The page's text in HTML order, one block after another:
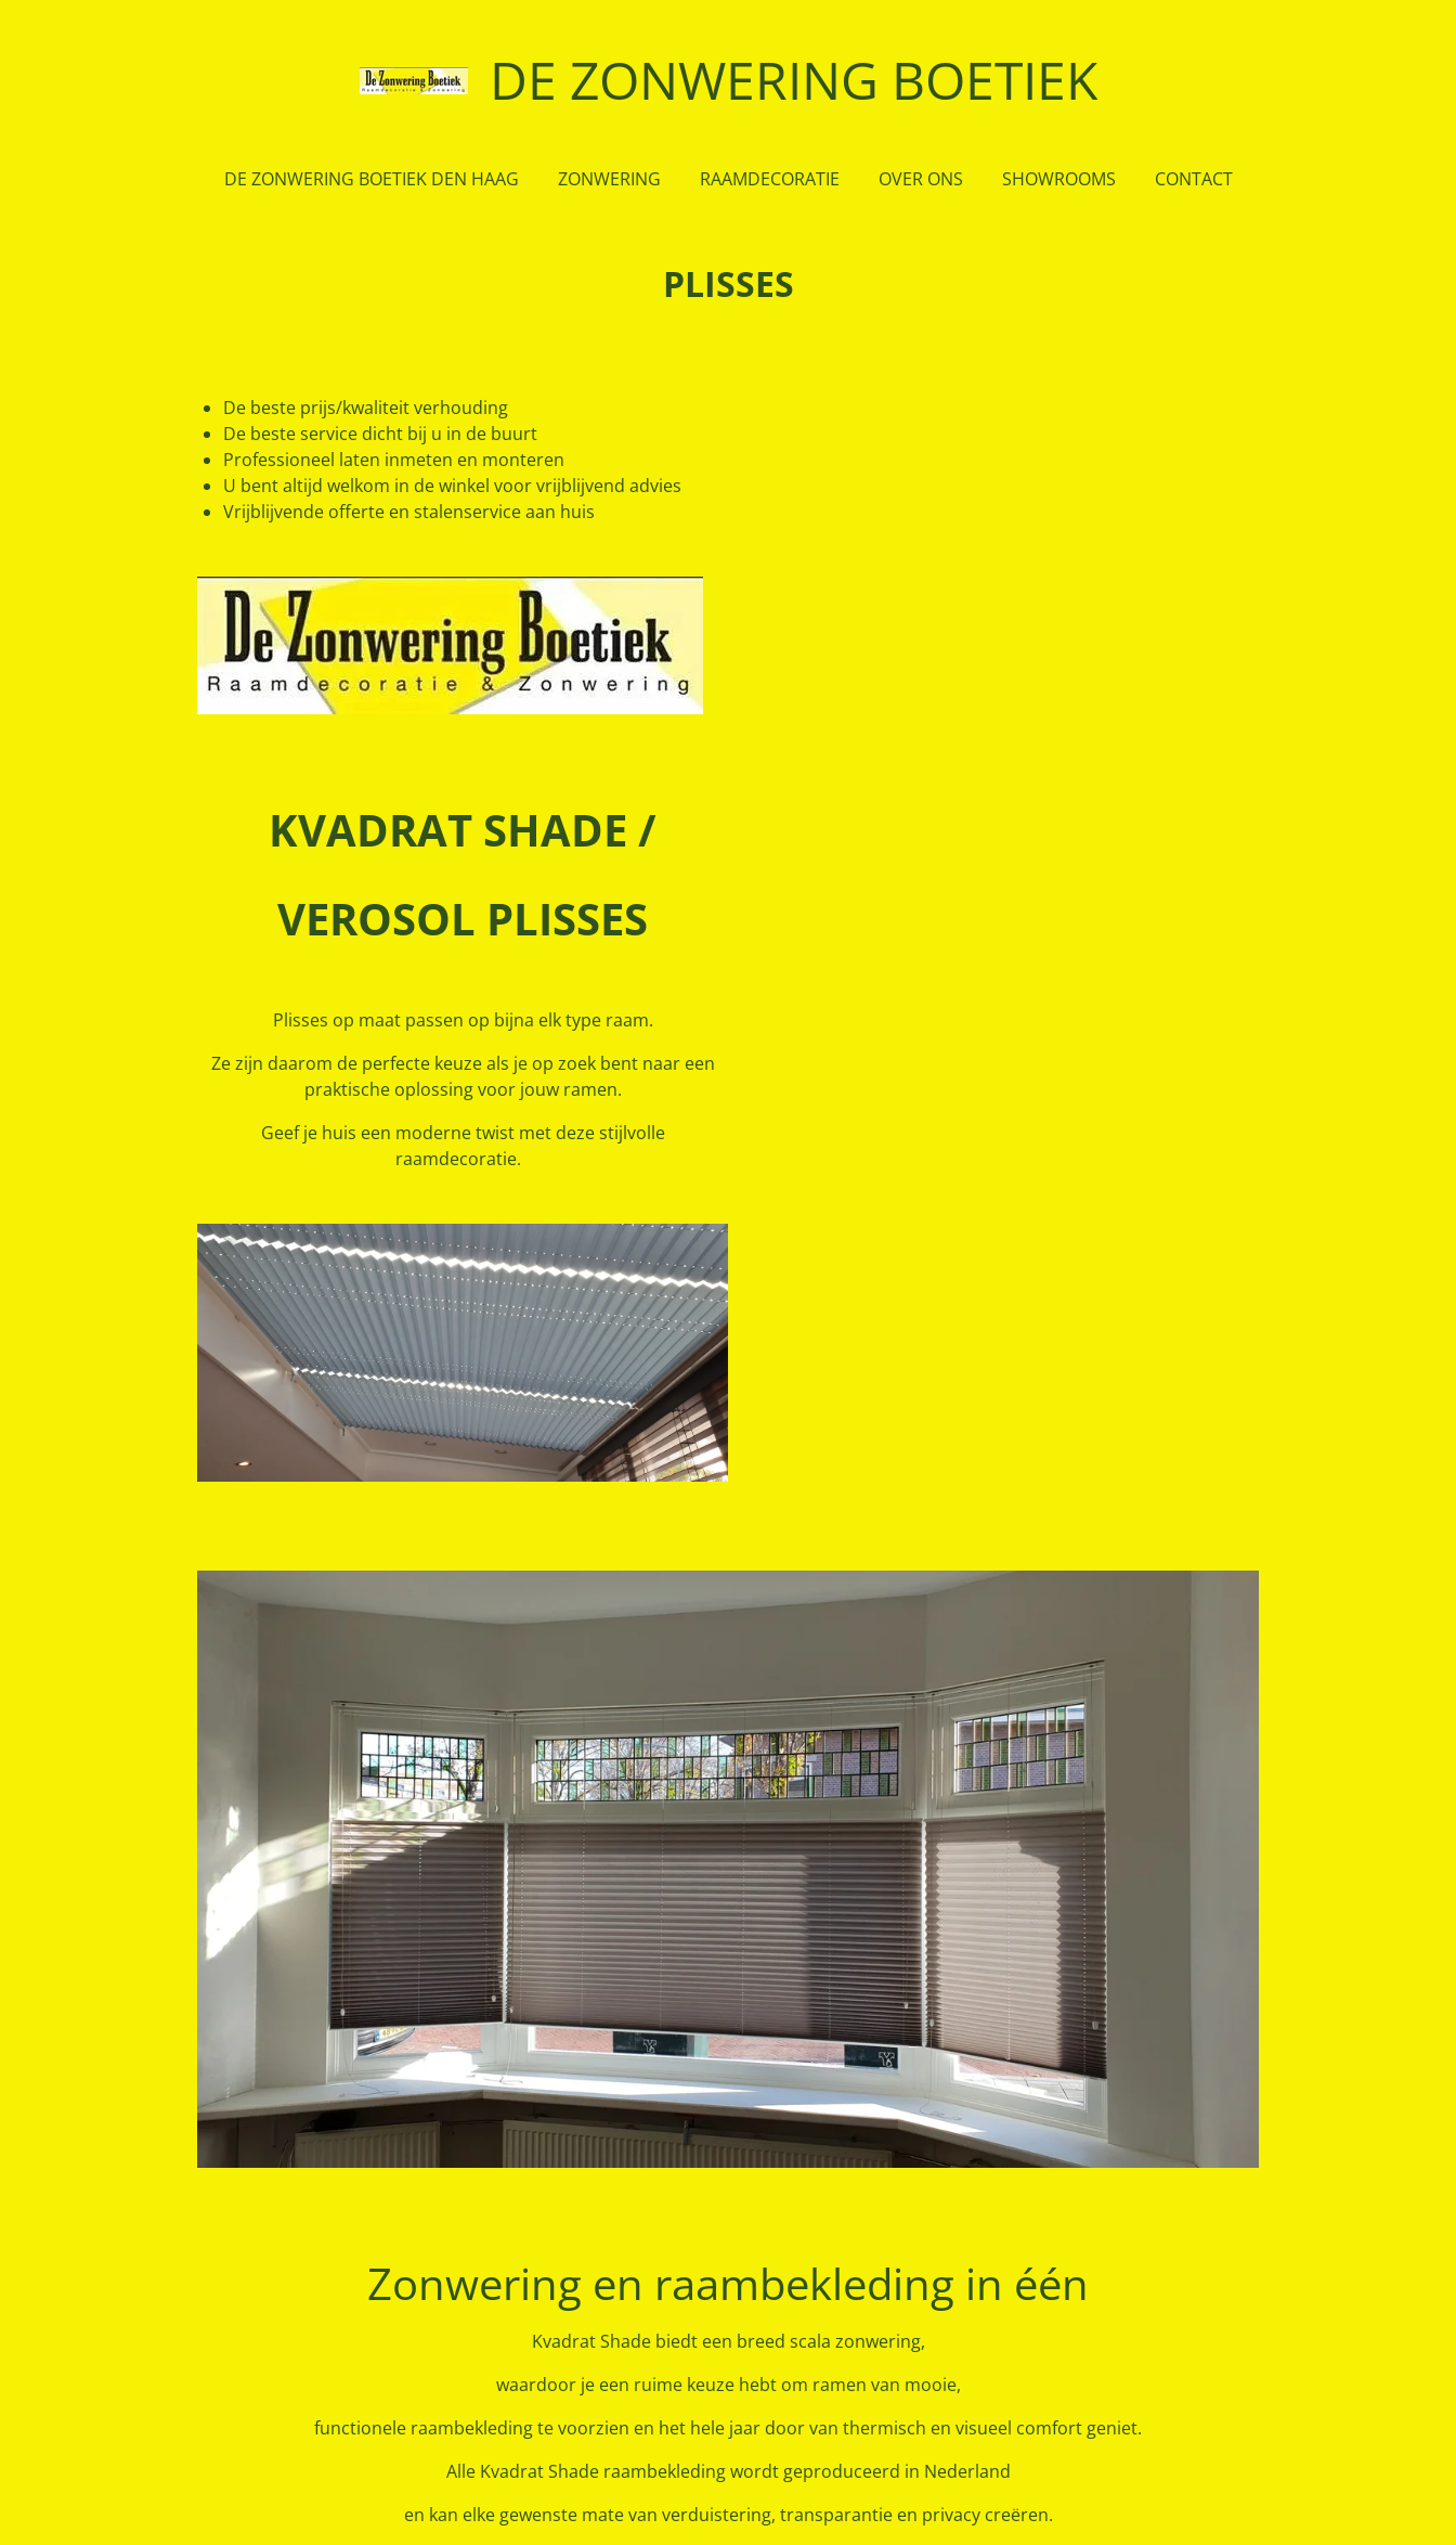
DE ZONWERING BOETIEK
DE ZONWERING BOETIEK DEN HAAG ZONWERING RAAMDECORATIE OVER ONS SHOWROOMS CONTACT
PLISSES
De beste prijs/kwaliteit verhouding
De beste service dicht bij u in de buurt
Professioneel laten inmeten en monteren
U bent altijd welkom in de winkel voor vrijblijvend advies
Vrijblijvende offerte en stalenservice aan huis
KVADRAT SHADE /
VEROSOL PLISSES
Plisses op maat passen op bijna elk type raam.
Ze zijn daarom de perfecte keuze als je op zoek bent naar een
praktische oplossing voor jouw ramen.
Geef je huis een moderne twist met deze stijlvolle
raamdecoratie.
Zonwering en raambekleding in één
Kvadrat Shade biedt een breed scala zonwering,
waardoor je een ruime keuze hebt om ramen van mooie,
functionele raambekleding te voorzien en het hele jaar door van thermisch en visueel comfort geniet.
Alle Kvadrat Shade raambekleding wordt geproduceerd in Nederland
en kan elke gewenste mate van verduistering, transparantie en privacy creëren.